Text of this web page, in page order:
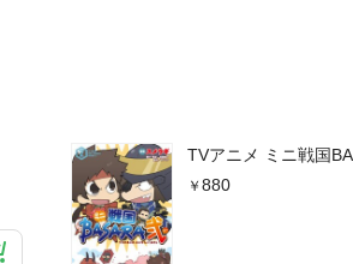
TVアニメ ミニ戦国
880